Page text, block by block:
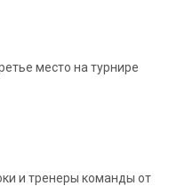
место на турнире
и тренеры команды от